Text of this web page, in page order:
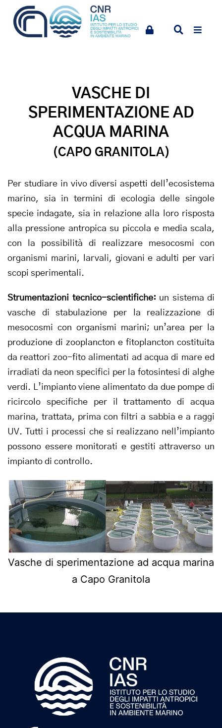
VASCHE DI
SPERIMENTAZIONE AD
ACQUA MARINA
(CAPO GRANITOLA)
Per studiare in vivo diversi aspetti dell’ecosistema
marino, sia in termini di ecologia delle singole
specie indagate, sia in relazione alla loro risposta
alla pressione antropica su piccola e media scala,
con la possibilità di realizzare mesocosmi con
organismi marini, larvali, giovani e adulti per vari
scopi sperimentali.
Strumentazioni tecnico-scientifiche: un sistema di
vasche di stabulazione per la realizzazione di
mesocosmi con organismi marini; un’area per la
produzione di zooplancton e fitoplancton costituita
da reattori zoo-fito alimentati ad acqua di mare ed
irradiati da neon specifici per la fotosintesi di alghe
verdi. L’impianto viene alimentato da due pompe di
ricircolo specifiche per il trattamento di acqua
marina, trattata, prima con filtri a sabbia e a raggi
UV. Tutti i processi che si realizzano nell’impianto
possono essere monitorati e gestiti attraverso un
impianto di controllo.
Vasche di sperimentazione ad acqua marina
a Capo Granitola